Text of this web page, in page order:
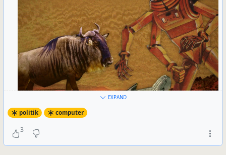
An interesting stunt: Malus.sh will take your money
EXPAND
politik computer
3